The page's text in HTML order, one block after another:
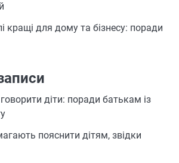
кращі для дому та бізнесу: поради
діти: поради батькам із
пояснити дітям, звідки